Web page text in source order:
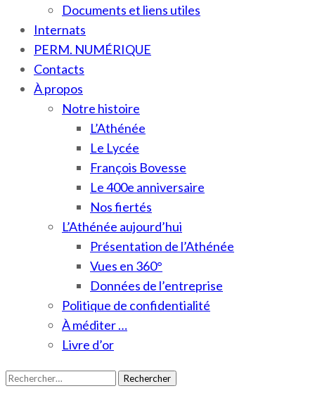
Documents et liens utiles
Internats
PERM. NUMÉRIQUE
Contacts
À propos
Notre histoire
L’Athénée
Le Lycée
François Bovesse
Le 400e anniversaire
Nos fiertés
L’Athénée aujourd’hui
Présentation de l’Athénée
Vues en 360°
Données de l’entreprise
Politique de confidentialité
À méditer …
Livre d’or
Rechercher :